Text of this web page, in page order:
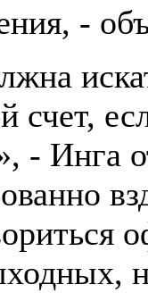
-
счет,
- Инга